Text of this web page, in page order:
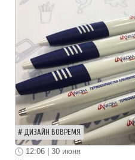
ДИЗАЙН ВОВРЕМЯ
12:06 | 30 июня